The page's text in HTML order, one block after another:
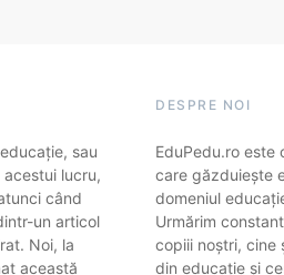
sau
lucru,
când
un articol
Noi, la
această
DESPRE NOI
EduPedu.ro este
care găzduiește
domeniul
Urmărim
copiii noștri, cine
din educație și